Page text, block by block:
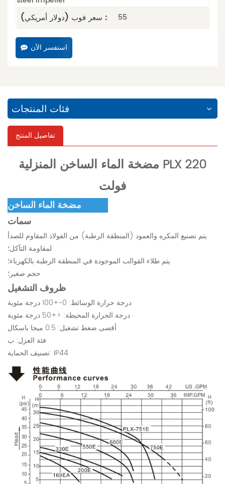
سعر فوب (دولار أمريكي) : 55
استفسر الآن
فئات المنتجات
تفاصيل المنتج
مضخة الماء الساخن المنزلية PLX 220
فولت
سمات
يتم تصنيع المكره والعمود (المنطقة الرطبة) من الفولاذ المقاوم للصدأ
لمقاومة التآكل؛
يتم طلاء القوالب الموجودة في المنطقة الرطبة بالكهرباء؛
حجم صغير؛
ظروف التشغيل
درجة حرارة الوسائط: 0~+100 درجة مئوية
درجة الحرارة المحيطة: <+50 درجة مئوية
أقصى ضغط تشغيل: 0.5 ميجا باسكال
فئة العزل: ب
تصنيف الحماية: IP44